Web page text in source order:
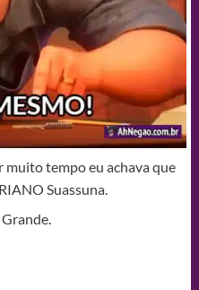
muito tempo eu achava que
Suassuna.